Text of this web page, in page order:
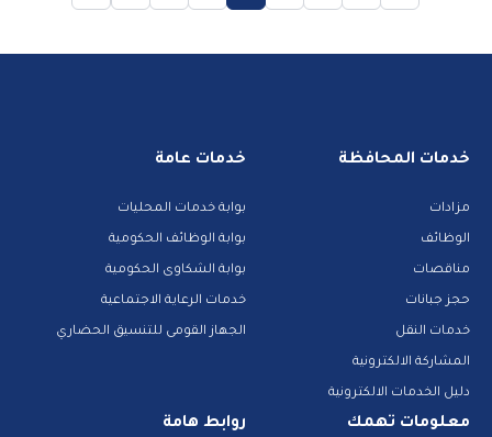
خدمات المحافظة
مزادات
الوظائف
مناقصات
حجز جبانات
خدمات النقل
المشاركة الالكترونية
دليل الخدمات الالكترونية
خدمات عامة
بوابة خدمات المحليات
بوابة الوظائف الحكومية
بوابة الشكاوى الحكومية
خدمات الرعاية الاجتماعية
الجهاز القومى للتنسيق الحضاري
معلومات تهمك روابط هامة